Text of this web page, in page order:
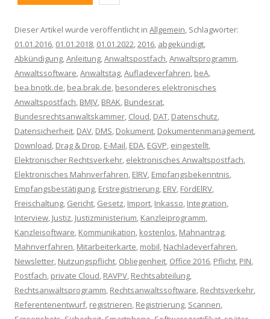
Dieser Artikel wurde veröffentlicht in Allgemein, Schlagwörter:
01.01.2016, 01.01.2018, 01.01.2022,2016, abgekündigt,
Abkündigung,Anleitung,Anwaltspostfach,Anwaltsprogramm,
Anwaltssoftware,Anwaltstag,Aufladeverfahren, beA,
bea.bnotk.de, bea.brak.de, besonderes elektronisches
Anwaltspostfach, BMJV, BRAK, Bundesrat,
Bundesrechtsanwaltskammer, Cloud, DAT, Datenschutz,
Datensicherheit, DAV, DMS, Dokument, Dokumentenmanagement,
Download, Drag & Drop, E-Mail, EDA, EGVP, eingestellt,
Elektronischer Rechtsverkehr, elektronisches Anwaltspostfach,
Elektronisches Mahnverfahren, ElRV, Empfangsbekenntnis,
Empfangsbestätigung, Erstregistrierung, ERV, FördElRV,
Freischaltung, Gericht, Gesetz, Import, Inkasso, Integration,
Interview, Justiz, Justizministerium, Kanzleiprogramm,
Kanzleisoftware, Kommunikation, kostenlos, Mahnantrag,
Mahnverfahren, Mitarbeiterkarte, mobil, Nachladeverfahren,
Newsletter, Nutzungspflicht, Obliegenheit, Office 2016, Pflicht, PIN,
Postfach, private Cloud, RAVPV, Rechtsabteilung,
Rechtsanwaltsprogramm, Rechtsanwaltssoftware, Rechtsverkehr,
Referentenentwurf, registrieren, Registrierung, Scannen,